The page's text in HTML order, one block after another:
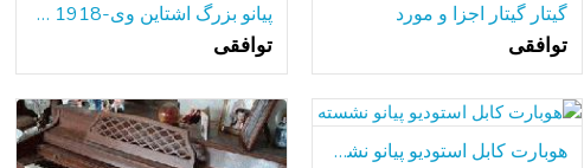
گیتار گیتار اجزا و مورد
توافقی
پیانو بزرگ اشتاین وی-1918 مدل M
توافقی
هوبارت کابل استودیو پیانو نشسته